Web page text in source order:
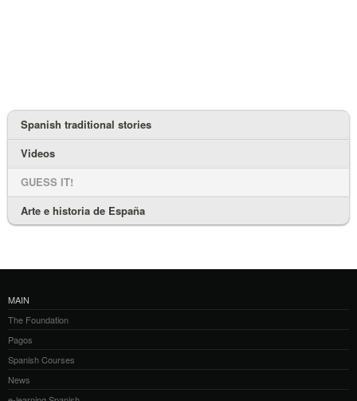
Spanish traditional stories
Videos
GUESS IT!
Arte e historia de España
MAIN
The Foundation
Pagos
Spanish Courses
News